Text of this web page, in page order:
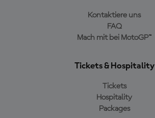
Kontaktiere uns
FAQ
Mach mit bei MotoGP™
Tickets & Hospitality
Tickets
Hospitality
Packages